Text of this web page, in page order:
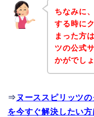
ちなみに
する時に
まった方
ツの公式
かがでし
⇒ ヌーススピリッツ
を今すぐ解決したい方